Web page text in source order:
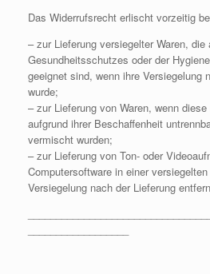
Das Widerrufsrecht erlischt vorzeitig
– zur Lieferung versiegelter Waren, die
Gesundheitsschutzes oder der
geeignet sind, wenn ihre Versiegelung
wurde;
– zur Lieferung von Waren, wenn
aufgrund ihrer Beschaffenheit
vermischt wurden;
– zur Lieferung von Ton- oder
Computersoftware in einer
Versiegelung nach der Lieferung